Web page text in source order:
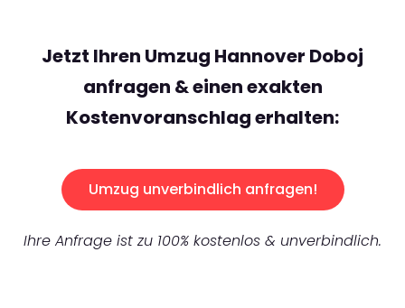
Jetzt Ihren Umzug Hannover Doboj
anfragen & einen exakten
Kostenvoranschlag erhalten:
Umzug unverbindlich anfragen!
Ihre Anfrage ist zu 100% kostenlos & unverbindlich.